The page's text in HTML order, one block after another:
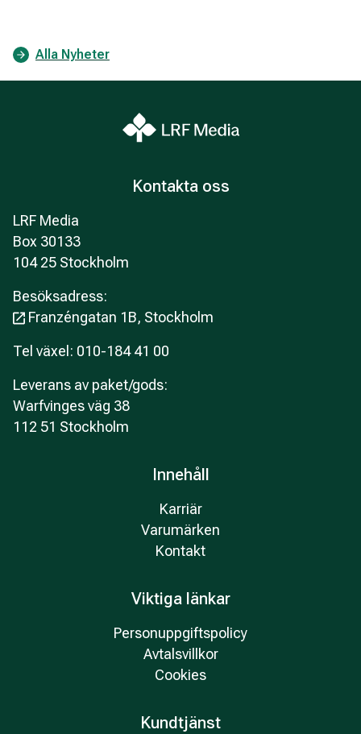
Alla Nyheter
Kontakta oss
LRF Media
Box 30133
104 25 Stockholm
Besöksadress:
Franzéngatan 1B, Stockholm
Tel växel: 010-184 41 00
Leverans av paket/gods:
Warfvinges väg 38
112 51 Stockholm
Innehåll
Karriär
Varumärken
Kontakt
Viktiga länkar
Personuppgiftspolicy
Avtalsvillkor
Cookies
Kundtjänst